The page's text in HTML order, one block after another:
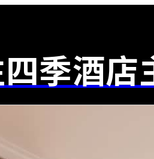
季酒店